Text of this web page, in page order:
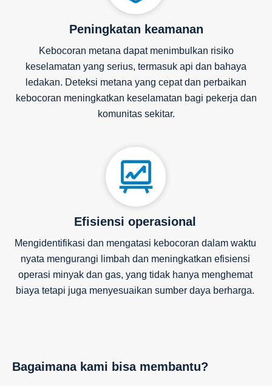
Peningkatan keamanan
Kebocoran metana dapat menimbulkan risiko
keselamatan yang serius, termasuk api dan bahaya
ledakan. Deteksi metana yang cepat dan perbaikan
kebocoran meningkatkan keselamatan bagi pekerja dan
komunitas sekitar.
Efisiensi operasional
Mengidentifikasi dan mengatasi kebocoran dalam waktu
nyata mengurangi limbah dan meningkatkan efisiensi
operasi minyak dan gas, yang tidak hanya menghemat
biaya tetapi juga menyesuaikan sumber daya berharga.
Bagaimana kami bisa membantu?